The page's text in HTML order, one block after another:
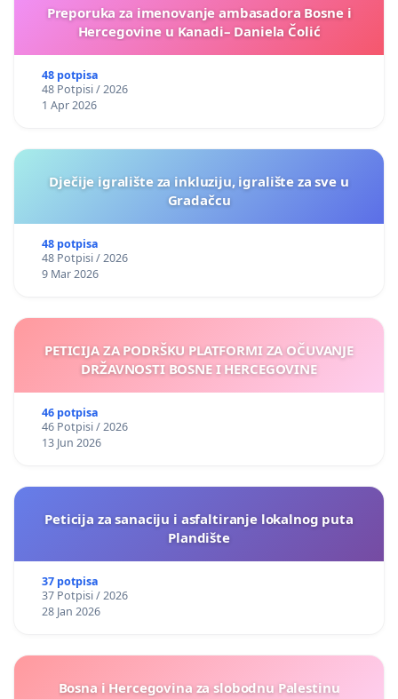
Preporuka za imenovanje ambasadora Bosne i
Hercegovine u Kanadi– Daniela Čolić
48 potpisa
48 Potpisi / 2026
1 Apr 2026
Dječije igralište za inkluziju, igralište za sve u
Gradačcu
48 potpisa
48 Potpisi / 2026
9 Mar 2026
PETICIJA ZA PODRŠKU PLATFORMI ZA OČUVANJE
DRŽAVNOSTI BOSNE I HERCEGOVINE
46 potpisa
46 Potpisi / 2026
13 Jun 2026
Peticija za sanaciju i asfaltiranje lokalnog puta
Plandište
37 potpisa
37 Potpisi / 2026
28 Jan 2026
Bosna i Hercegovina za slobodnu Palestinu